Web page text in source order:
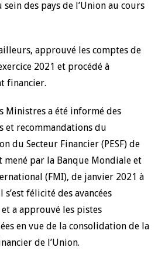
des pays de l’Union au cours
approuvé les comptes de
2021 et procédé à
financier.
Ministres a été informé des
et recommandations du
du Secteur Financier (PESF) de
mené par la Banque Mondiale et
(FMI), de janvier 2021 à
félicité des avancées
a approuvé les pistes
en vue de la consolidation de la
de l’Union.